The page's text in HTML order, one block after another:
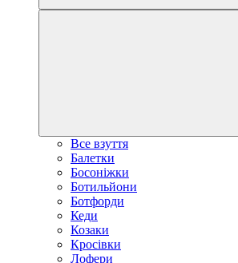
Все взуття
Балетки
Босоніжки
Ботильйони
Ботфорди
Кеди
Козаки
Кросівки
Лофери